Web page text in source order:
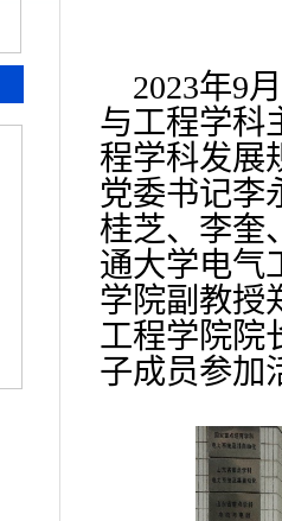
2023年9
与工程学科
程学科发展
党委书记李
桂芝、李奎
通大学电气
学院副教授
工程学院院
子成员参加